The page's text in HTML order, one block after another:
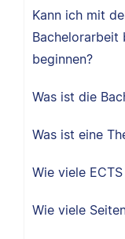
Kann ich mit
Bachelorarbeit
beginnen?
Was ist die
Was ist eine
Wie viele
Wie viele